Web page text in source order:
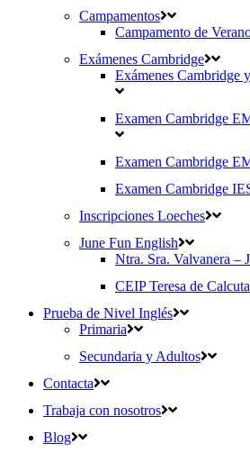
Campamentos
Campamento de
Exámenes Cambridge
Exámenes Cambridge
Examen Cambridge
Examen Cambridge
Examen Cambridge
Inscripciones Loeches
June Fun English
Ntra. Sra. Valvanera –
CEIP Teresa de
Prueba de Nivel Inglés
Primaria
Secundaria y Adultos
Contacta
Trabaja con nosotros
Blog